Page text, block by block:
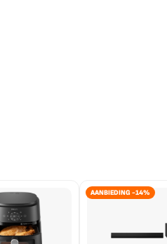
AANBIEDING -14%